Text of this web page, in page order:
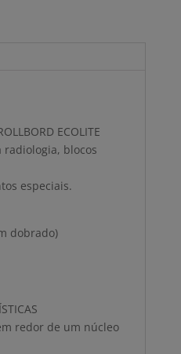
ECOLITE
radiologia, blocos
especiais.
dobrado)
redor de um núcleo